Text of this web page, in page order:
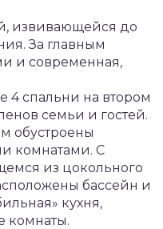
извивающейся до
За главным
и современная,
4 спальни на втором
семьи и гостей.
обустроены
комнатами. С
из цокольного
бассейн и
кухня,
комнаты.